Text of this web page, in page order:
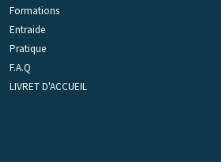
Formations
Entraide
Pratique
F.A.Q
LIVRET D'ACCUEIL